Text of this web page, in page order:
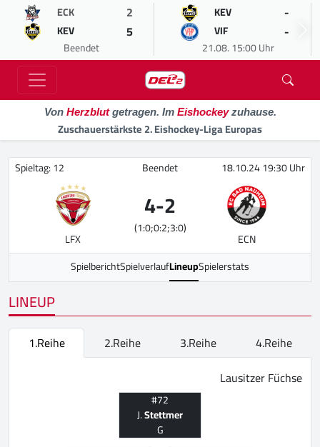
ECK 2
KEV 5
Beendet
KEV -
VIF -
21.08. 15:00 Uhr
Von Herzblutgetragen. Im Eishockeyzuhause.
Zuschauerstärkste 2. Eishockey-Liga Europas
Spieltag: 12 Beendet 18.10.24 19:30 Uhr
LFX
4-2
(1:0;0:2;3:0)
ECN
SpielberichtSpielverlaufLineupSpielerstats
LINEUP
1.Reihe 2.Reihe 3.Reihe
4.Reihe
Lausitzer Füchse
#72
J.Stettmer
G